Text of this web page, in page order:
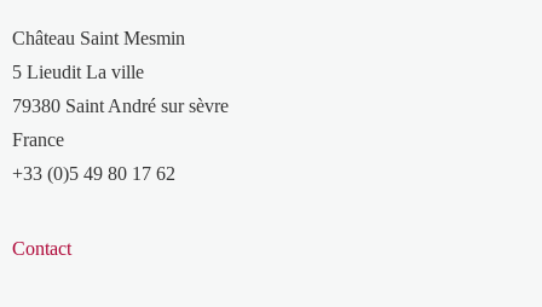
Château Saint Mesmin
5 Lieudit La ville
79380 Saint André sur sèvre
France
+33 (0)5 49 80 17 62
Contact